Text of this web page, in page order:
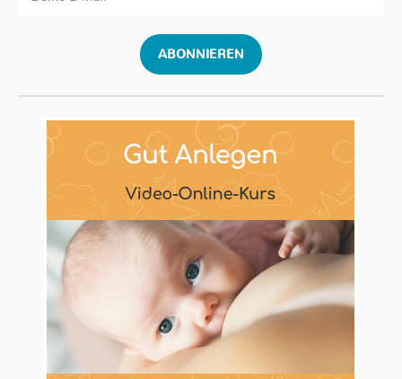
ABONNIEREN